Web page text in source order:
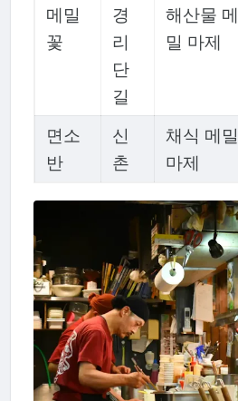
메밀
꽃
경
리
단
길
해산물 메
밀 마제
면소
반
신
촌
채식 메밀
마제